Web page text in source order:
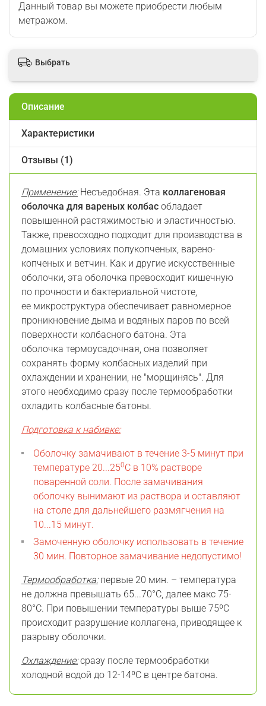
Данный товар вы можете приобрести любым
метражом.
Выбрать
Описание
Характеристики
Отзывы (1)
Применение:Несъедобная. Эта коллагеновая
оболочка для вареных колбас обладает
повышенной растяжимостью и эластичностью.
Также, превосходно подходит для производства в
домашних условиях полукопченых, варено-
копченых и ветчин. Как и другие искусственные
оболочки, эта оболочка превосходит кишечную
по прочности и бактериальной чистоте,
ее микроструктура обеспечивает равномерное
проникновение дыма и водяных паров по всей
поверхности колбасного батона. Эта
оболочка термоусадочная, она позволяет
сохранять форму колбасных изделий при
охлаждении и хранении, не "морщинясь". Для
этого необходимо сразу после термообработки
охладить колбасные батоны.
Подготовка к набивке:
Оболочку замачивают в течение 3-5 минут при
температуре 20...250С в 10% растворе
поваренной соли. После замачивания
оболочку вынимают из раствора и оставляют
на столе для дальнейшего размягчения на
10...15 минут.
Замоченную оболочку использовать в течение
30 мин. Повторное замачивание недопустимо!
Термообработка:первые 20 мин. – температура
не должна превышать 65...70°С, далее макс 75-
80°С. При повышении температуры выше 75ºС
происходит разрушение коллагена, приводящее к
разрыву оболочки.
Охлаждение:сразу после термообработки
холодной водой до 12-14ºС в центре батона.